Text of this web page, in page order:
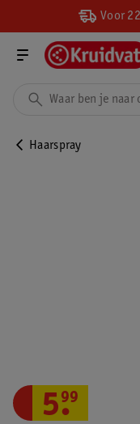
Voor
Haarspray
5.
99